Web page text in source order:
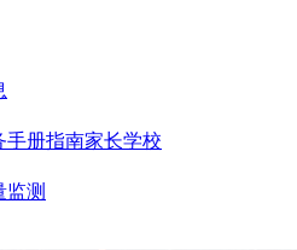
手册指南家长学校
监测